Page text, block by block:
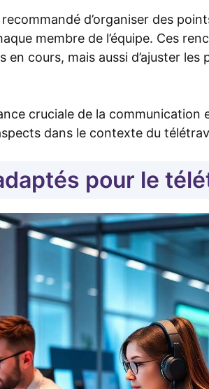
d’organiser des
membre de l’équipe. Ces
cours, mais aussi d’ajuster les
cruciale de la communication
dans le contexte du
pour le